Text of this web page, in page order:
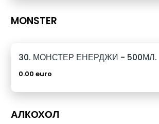
MONSTER
30. МОНСТЕР ЕНЕРДЖИ - 500МЛ.
0.00 euro
АЛКОХОЛ